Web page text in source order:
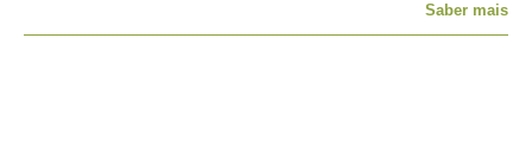
Saber mais